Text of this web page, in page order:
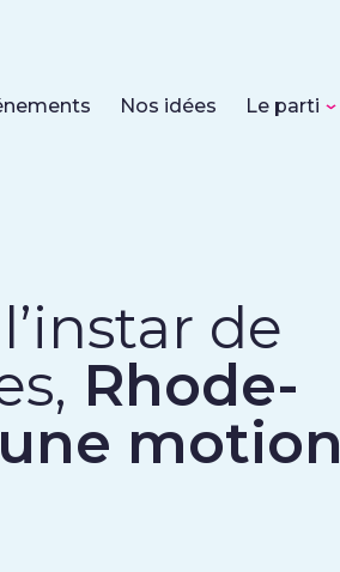
Nos idées Le parti
de
Rhode-
motion